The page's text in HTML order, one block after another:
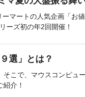
マートの人気企画「お
ーズ初の年2回開催！
選」とは？
そこで、マウスコンピュ
介！